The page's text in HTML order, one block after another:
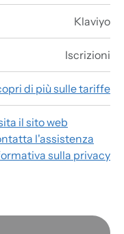
Klaviyo
Iscrizioni
di più sulle tariffe
il sito web
l'assistenza
sulla privacy